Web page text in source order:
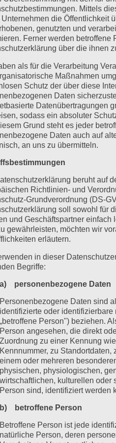
früh dabei sein
entscheiden, ob
oder früh Teil davon
ist:
ab 399 USD
(KI-Assistent) erklärt
auf NFT-Vermittlung
6 Milliarden
bei Sourceless
zunächst als Kunde
Frage:
Als Kunde nutzt du das
ist überschaubar.
Domain bereits für
aktuell bei 399 USD
für die
nicht nur
Mittels
Unternehmen die Öffentlichkeit
genutzten und
Ferner werden betroffene
über die ihnen
als für die Verarbeitung
Maßnahmen
Schutz der über diese
Daten
Datenübertragungen
sodass ein absoluter
Grund steht es jeder
Daten auch auf
an uns zu übermitteln.
beruht auf
Richtlinien- und
Grundverordnung (DS-
soll sowohl für
und Geschäftspartner
gewährleisten, möchten wir
erläutern.
in dieser
Begriffe:
a) personenbezogene Daten
Personenbezogene Daten sind
identifizierte oder
„betroffene Person") beziehen.
Person angesehen, die direkt
Zuordnung zu einer Kennung
Kennnummer, zu
einem oder mehreren
physischen, physiologischen,
wirtschaftlichen, kulturellen oder
Person sind, identifiziert werden
b) betroffene Person
Betroffene Person ist jede
natürliche Person, deren